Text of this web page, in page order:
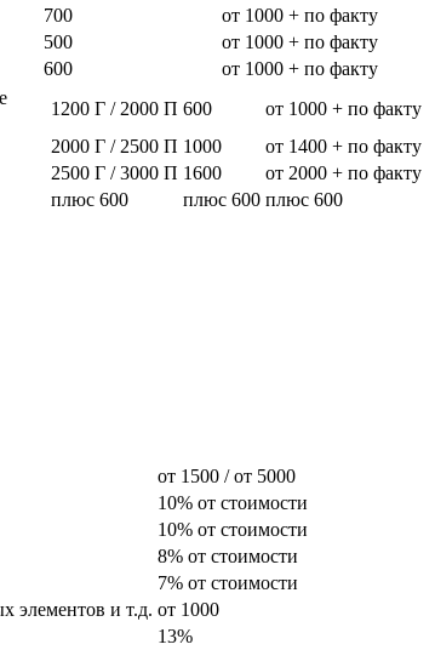
700
от 1000 + по факту
500
от 1000 + по факту
600 от 1000 + по факту
1200 Г / 2000 П 600
от 1000 + по факту
2000 Г / 2500 П 1000
от 1400 + по факту
2500 Г / 3000 П 1600
от 2000 + по факту
плюс 600 плюс 600 плюс 600
от 1500 / от 5000
10% от стоимости
10% от стоимости
8% от стоимости
7% от стоимости
элементов и т.д. от 1000
13%